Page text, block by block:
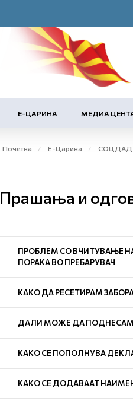
Е-ЦАРИНА МЕДИА
Почетна Е-Царина СОЦДАД
Прашања и
ПРОБЛЕМ СО ВЧИТУВАЊЕ
ПОРАКА ВО ПРЕБАРУВАЧ
КАКО ДА РЕСЕТИРАМ
ДАЛИ МОЖЕ ДА ПОДНЕСАМ
КАКО СЕ ПОПОЛНУВА
КАКО СЕ ДОДАВААТ